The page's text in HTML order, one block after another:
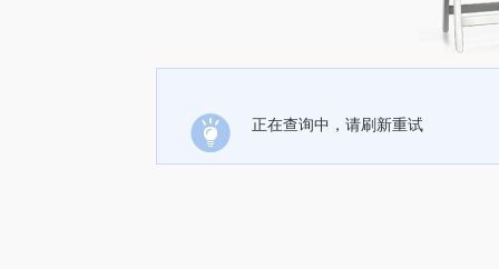
正在查询中，请刷新重试